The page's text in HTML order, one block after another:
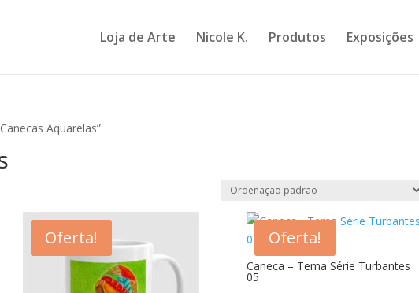
Loja de Arte Nicole K. Produtos Exposições
Aquarelas”
Oferta! Oferta!
Caneca – Tema Série Turbantes
05